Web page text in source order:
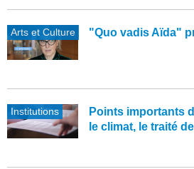
Arts et Culture "Quo vadis Aïda"
Institutions
Points importants
le climat, le traité